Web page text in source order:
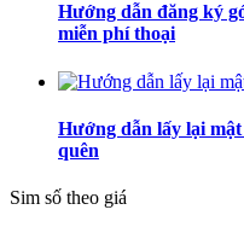
Hướng dẫn đăng ký
miễn phí thoại
Hướng dẫn lấy lại
quên
Sim số theo giá